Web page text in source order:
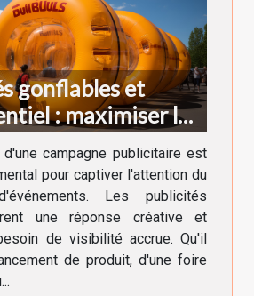
gonflables et
: maximiser la
campagne publicitaire est
pour captiver l'attention du
Les publicités
une réponse créative et
de visibilité accrue. Qu'il
de produit, d'une foire